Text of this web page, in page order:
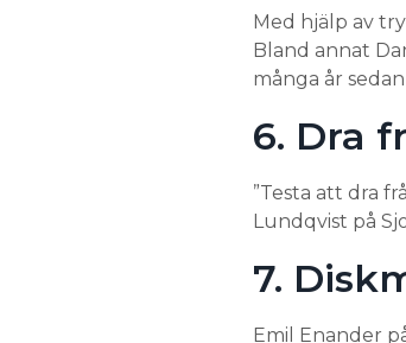
Med hjälp av
Bland annat
många år
6. Dra
”Testa att dra
Lundqvist på
7.
Emil Enander